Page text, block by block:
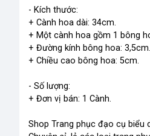
- Kích thước:
+ Cành hoa dài: 34cm.
+ Một cành hoa gồm 1 bông
+ Đường kính bông hoa: 3,5cm.
+ Chiều cao bông hoa: 5cm.
- Số lượng:
+ Đơn vị bán: 1 Cành.
Shop Trang phục đạo cụ biểu